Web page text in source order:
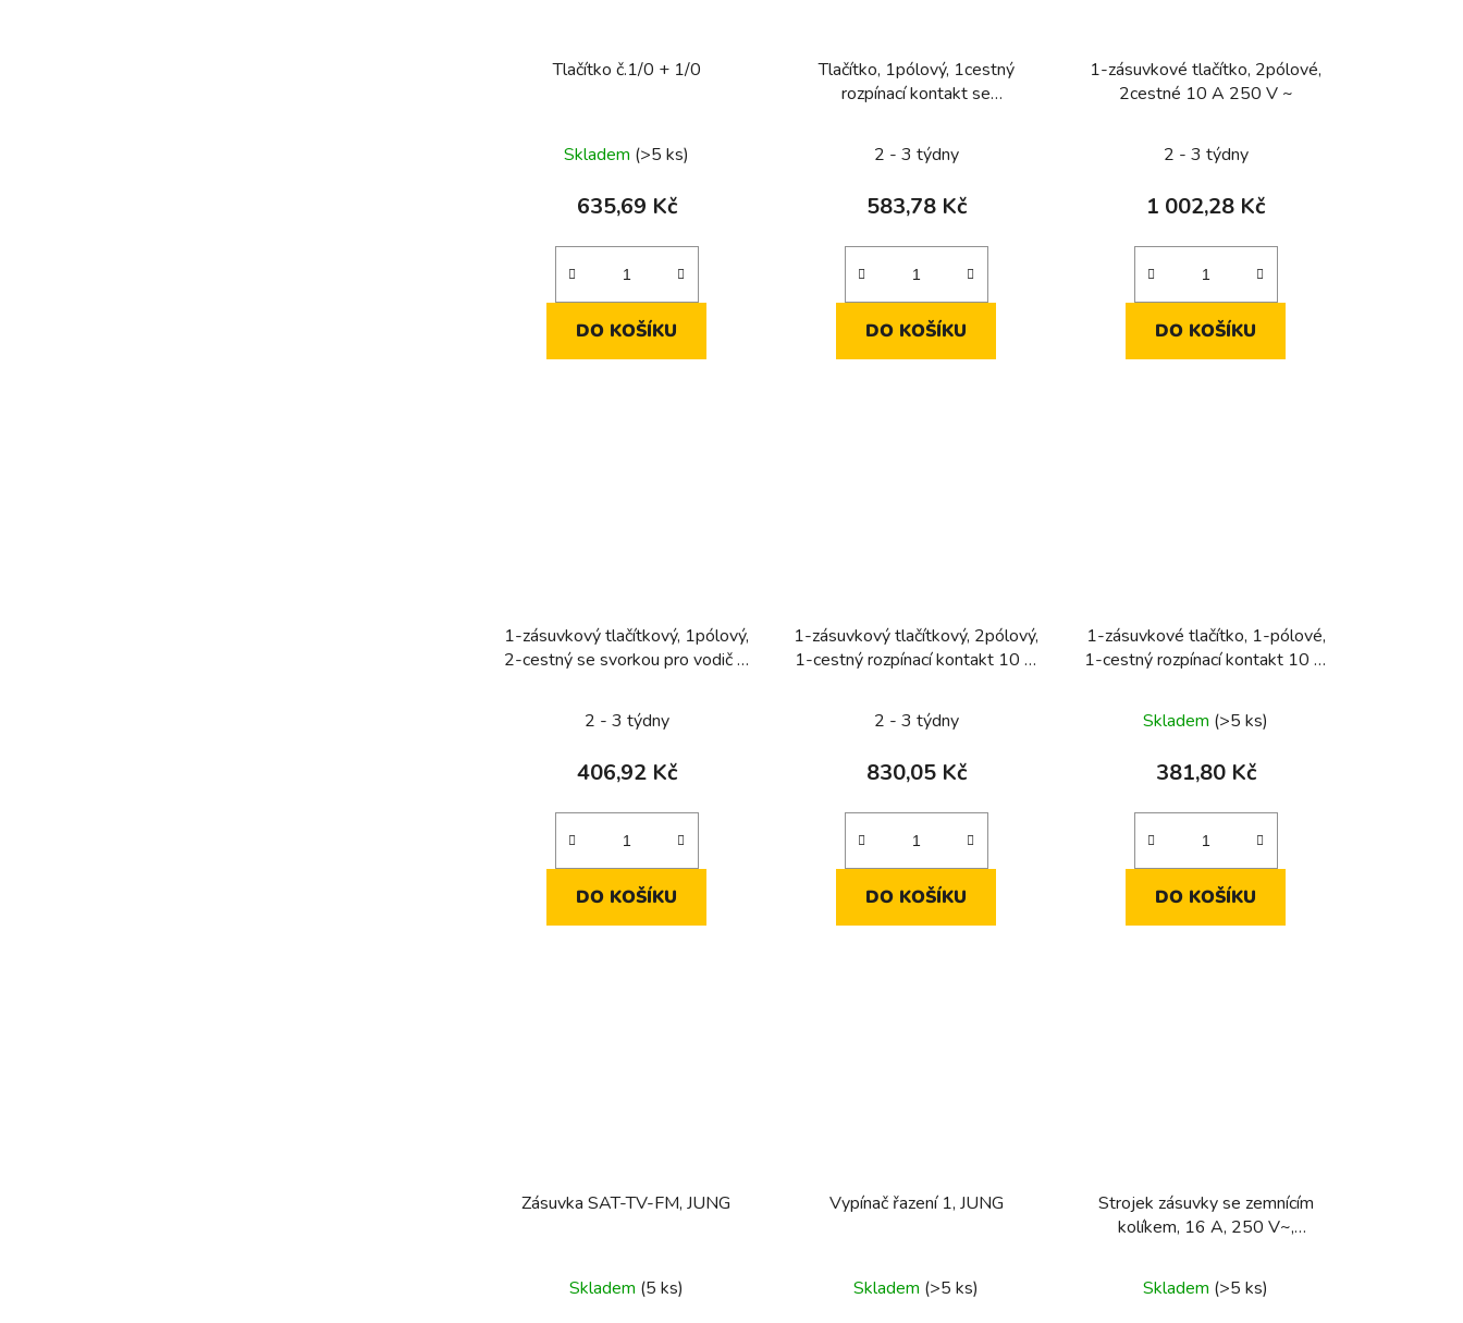
Tlačítko č.1/0 + 1/0
Skladem (>5 ks)
635,69 Kč
DO KOŠÍKU
Tlačítko, 1pólový, 1cestný
rozpínací kontakt se
kontrolku 10 A 250 V ~
2 - 3 týdny
583,78 Kč
DO KOŠÍKU
1-zásuvkové tlačítko, 2pólové,
2cestné 10 A 250 V ~
2 - 3 týdny
1 002,28 Kč
DO KOŠÍKU
1-zásuvkový tlačítkový, 1pólový,
2-cestný se svorkou pro vodič N
2 - 3 týdny
406,92 Kč
DO KOŠÍKU
1-zásuvkový tlačítkový, 2pólový,
1-cestný rozpínací kontakt 10 A
2 - 3 týdny
830,05 Kč
DO KOŠÍKU
1-zásuvkové tlačítko, 1-pólové,
1-cestný rozpínací kontakt 10 A
pólové, 1-cestný rozpínací
kontakt 10 A 250 V ~
Skladem (>5 ks)
381,80 Kč
DO KOŠÍKU
Zásuvka SAT-TV-FM, JUNG
Skladem (5 ks)
Vypínač řazení 1, JUNG
Skladem (>5 ks)
Strojek zásuvky se zemnícím
kolíkem, 16 A, 250 V~,
bezšroubovými svorkami
Skladem (>5 ks)